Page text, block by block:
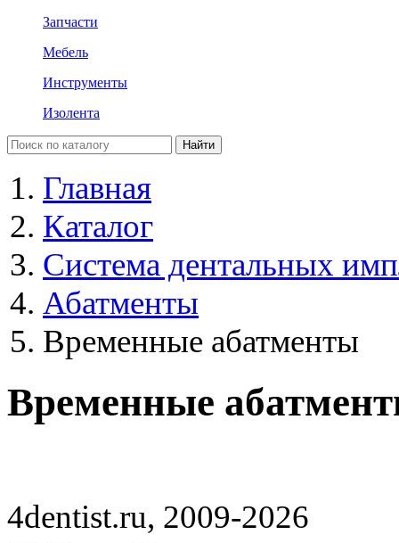
Запчасти
Мебель
Инструменты
Изолента
Главная
Каталог
Система дентальных
Абатменты
Временные абатменты
Временные
4dentist.ru, 2009-2026